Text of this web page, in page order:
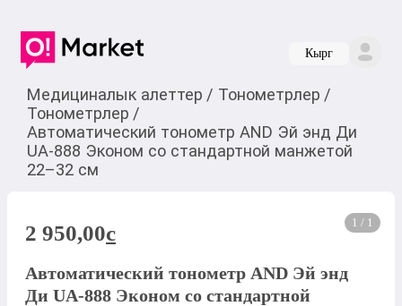
Кырг
Медициналык алеттер / Тонометрлер /
Тонометрлер /
Автоматический тонометр AND Эй энд Ди
UA-888 Эконом со стандартной манжетой
22–32 см
1 / 1
2 950,00c
Автоматический тонометр AND Эй энд
Ди UA-888 Эконом со стандартной